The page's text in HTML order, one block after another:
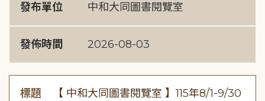
發布單位 中和大同圖書閱覽室
發佈時間 2026-08-03
標題
【 中和大同圖書閱覽室 】115年8/1-9/30